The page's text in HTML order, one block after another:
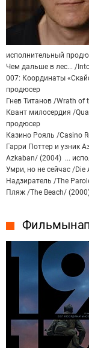
исполнительный
Чем дальше в лес... /
007: Координаты
продюсер
Гнев Титанов /Wrath
Квант милосердия /
продюсер
Казино Рояль /Casino
Гарри Поттер и узник
Azkaban/ (2004) ...
Умри, но не сейчас /
Надзиратель /The
Пляж /The Beach/
Фильмы на